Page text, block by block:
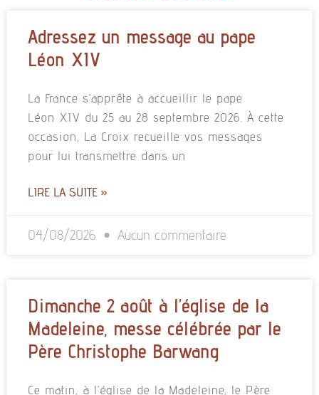
Adressez un message au pape
Léon XIV
La France s’apprête à accueillir le pape
Léon XIV du 25 au 28 septembre 2026. À cette
occasion, La Croix recueille vos messages
pour lui transmettre dans un
LIRE LA SUITE »
04/08/2026 Aucun commentaire
Dimanche 2 août à l’église de la
Madeleine, messe célébrée par le
Père Christophe Barwang
Ce matin, à l’église de la Madeleine, le Père